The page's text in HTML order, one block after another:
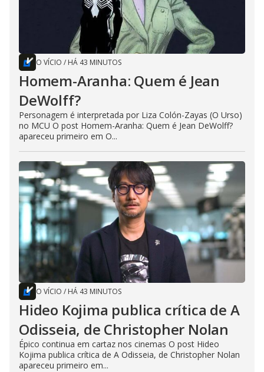
O VÍCIO / HÁ 43 MINUTOS
Homem-Aranha: Quem é Jean
DeWolff?
Personagem é interpretada por Liza Colón-Zayas (O Urso)
no MCU O post Homem-Aranha: Quem é Jean DeWolff?
apareceu primeiro em O...
O VÍCIO / HÁ 43 MINUTOS
Hideo Kojima publica crítica de A
Odisseia, de Christopher Nolan
Épico continua em cartaz nos cinemas O post Hideo
Kojima publica crítica de A Odisseia, de Christopher Nolan
apareceu primeiro em...